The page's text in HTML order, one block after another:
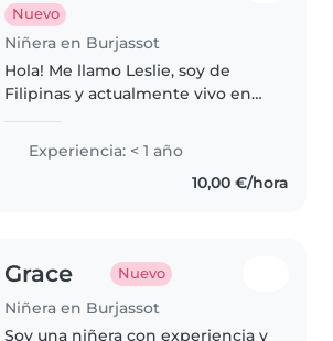
Nuevo
Niñera en Burjassot
Hola! Me llamo Leslie, soy de
Filipinas y actualmente vivo en
como niñera. Trabajé como
auxiliar de inglés en un colegio
de Carcaixent, Valencia,
Experiencia: < 1 año
10,00 €/hora
Grace Nuevo
Niñera en Burjassot
Soy una niñera con experiencia y